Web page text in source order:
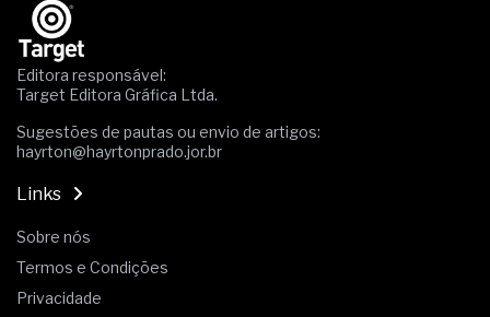
Editora responsável:
Target Editora Gráfica Ltda.
Sugestões de pautas ou envio de artigos:
hayrton@hayrtonprado.jor.br
Links
Sobre nós
Termos e Condições
Privacidade